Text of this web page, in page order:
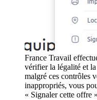
France Travail
vérifier la légalité et
malgré ces contrôles
inappropriés, vous
« Signaler cette offre